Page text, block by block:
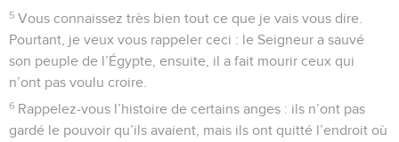
5 Vous connaissez très bien tout ce que je vais vous dire.
Pourtant, je veux vous rappeler ceci : le Seigneur a sauvé
son peuple de l’Égypte, ensuite, il a fait mourir ceux qui
n’ont pas voulu croire.
6 Rappelez-vous l’histoire de certains anges : ils n’ont pas
gardé le pouvoir qu’ils avaient, mais ils ont quitté l’endroit où